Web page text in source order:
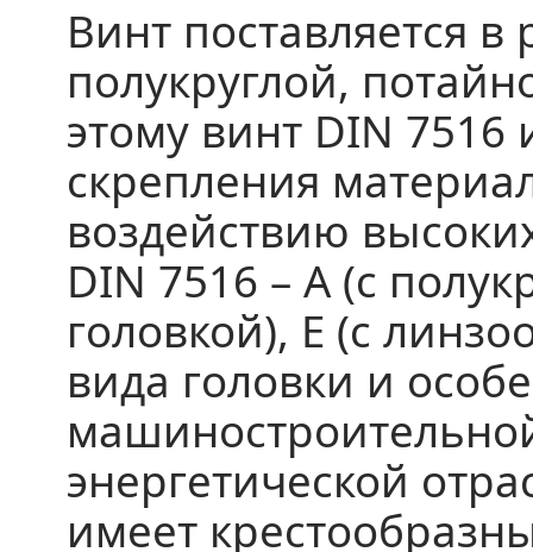
Винт поставляется
полукруглой,
этому винт DIN 7516
скрепления
воздействию
DIN 7516 – А (с
головкой), E (с
вида головки и
энергетической
имеет